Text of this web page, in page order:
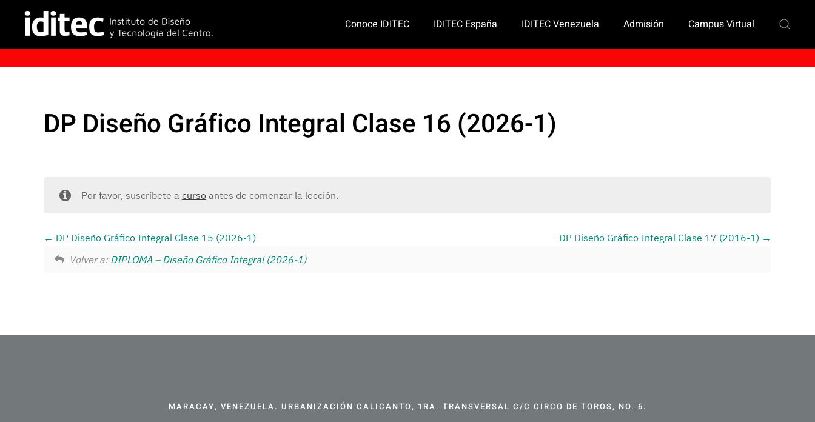
Conoce IDITEC IDITEC España IDITEC Venezuela Admisión Campus Virtual
DP Diseño Gráfico Integral Clase 16 (2026-1)
Por favor, suscríbete a cursoantes de comenzar la lección.
DP Diseño Gráfico Integral Clase 15 (2026-1)
DP Diseño Gráfico Integral Clase 17 (2016-1)
Volver a: DIPLOMA – Diseño Gráfico Integral (2026-1)
MARACAY, VENEZUELA. URBANIZACIÓN CALICANTO, 1RA. TRANSVERSAL C/C CIRCO DE TOROS, NO. 6.